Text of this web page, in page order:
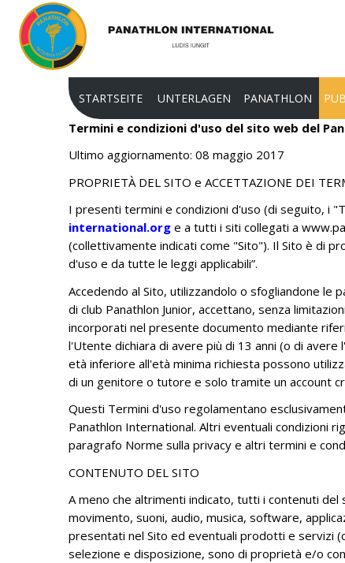
STARTSEITE UNTERLAGEN
VERFASSUNGSGESETZ
STATUTEN PANATHLON
INTERNATIONAL
VERBANDSORDNUNG
VERBANDSORDNUNG PJ
PANATHLON INTERNATIONAL
JURISTISCHE ANERKENNUNG
IOC ANERKENNUNG
BESCHLÜSSE INTERNATIONALE
KONGRESSE
KOMITEE DER
DISTRIKTPRÄSIDENTEN
ADMINISTRATIVE DOKUMENTE
PANATHLON
FINALITÄT
CLUBS
DISTRIKTE UND
UNSERE STRUKTUR
UNSERE
MISSION
FLAMBEAU D'OR
PANATHLON
STRATEGIC PLAN
Termini e condizioni d'uso del sito web del
Ultimo aggiornamento: 08 maggio 2017
PROPRIETÀ DEL SITO e ACCETTAZIONE DEI
I presenti termini e condizioni d'uso (di seguito, i
international.org e a tutti i siti collegati a
(collettivamente indicati come "Sito"). Il Sito è di
d'uso e da tutte le leggi applicabili”.
Accedendo al Sito, utilizzandolo o sfogliandone le
di club Panathlon Junior, accettano, senza
incorporati nel presente documento mediante
l'Utente dichiara di avere più di 13 anni (o di
età inferiore all'età minima richiesta possono
di un genitore o tutore e solo tramite un account
Questi Termini d'uso regolamentano
Panathlon International. Altri eventuali condizioni
paragrafo Norme sulla privacy e altri termini e
CONTENUTO DEL SITO
A meno che altrimenti indicato, tutti i contenuti
movimento, suoni, audio, musica, software,
presentati nel Sito ed eventuali prodotti e servizi
selezione e disposizione, sono di proprietà e/o